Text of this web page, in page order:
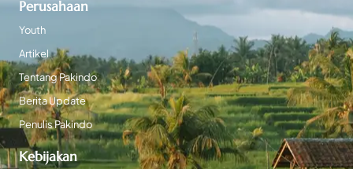
Perusahaan
Youth
Artikel
Tentang Pakindo
Berita Update
Penulis Pakindo
Kebijakan